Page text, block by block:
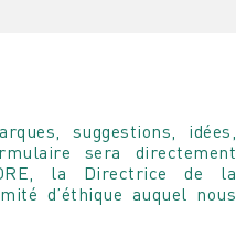
suggestions, idées,
sera directement
la Directrice de la
d’éthique auquel nous